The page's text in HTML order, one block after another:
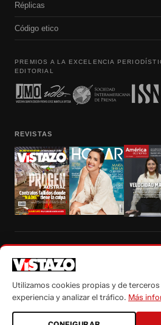
Réplicas
Código etico
PREMIOS A LA EXCELENCIA
EDITORIAL
REVISTAS
autorización escrita de su titular, de todos los
Utilizamos cookies propias y de
experiencia y analizar el tráfico. Más